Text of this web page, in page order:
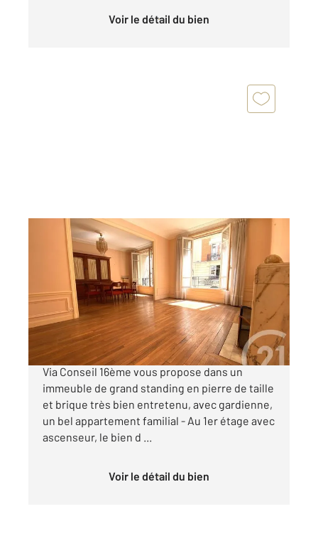
Voir le détail du bien
PARIS 75016
, 4 pièces
Ref : 11090
Appartement F4 à vendre
800 400 €
MÉTRO EXELMANS - Votre agence Century 21
Via Conseil 16ème vous propose dans un
immeuble de grand standing en pierre de taille
et brique très bien entretenu, avec gardienne,
un bel appartement familial - Au 1er étage avec
ascenseur, le bien d ...
Voir le détail du bien